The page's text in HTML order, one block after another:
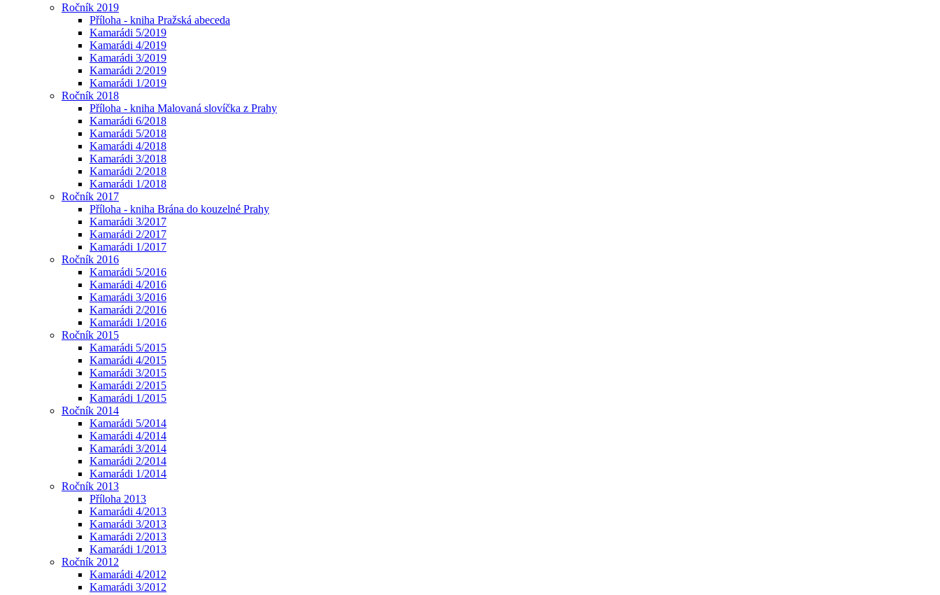
Ročník 2019
Příloha - kniha Pražská abeceda
Kamarádi 5/2019
Kamarádi 4/2019
Kamarádi 3/2019
Kamarádi 2/2019
Kamarádi 1/2019
Ročník 2018
Příloha - kniha Malovaná slovíčka z Prahy
Kamarádi 6/2018
Kamarádi 5/2018
Kamarádi 4/2018
Kamarádi 3/2018
Kamarádi 2/2018
Kamarádi 1/2018
Ročník 2017
Příloha - kniha Brána do kouzelné Prahy
Kamarádi 3/2017
Kamarádi 2/2017
Kamarádi 1/2017
Ročník 2016
Kamarádi 5/2016
Kamarádi 4/2016
Kamarádi 3/2016
Kamarádi 2/2016
Kamarádi 1/2016
Ročník 2015
Kamarádi 5/2015
Kamarádi 4/2015
Kamarádi 3/2015
Kamarádi 2/2015
Kamarádi 1/2015
Ročník 2014
Kamarádi 5/2014
Kamarádi 4/2014
Kamarádi 3/2014
Kamarádi 2/2014
Kamarádi 1/2014
Ročník 2013
Příloha 2013
Kamarádi 4/2013
Kamarádi 3/2013
Kamarádi 2/2013
Kamarádi 1/2013
Ročník 2012
Kamarádi 4/2012
Kamarádi 3/2012